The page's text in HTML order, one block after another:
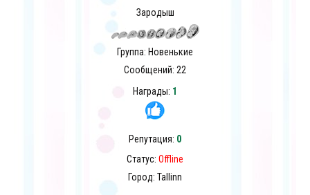
Зародыш
Группа: Новенькие
Сообщений: 22
Награды: 1
Репутация: 0
Статус: Offline
Город: Tallinn